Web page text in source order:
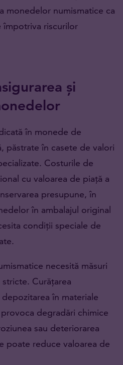
monedelor numismatice ca
riscurilor
și
în monede de
păstrate în casete de valori
Costurile de
cu valoarea de piață a
presupune, în
în ambalajul original
condiții speciale de
necesită măsuri
Curățarea
în materiale
degradări chimice
sau deteriorarea
poate reduce valoarea de